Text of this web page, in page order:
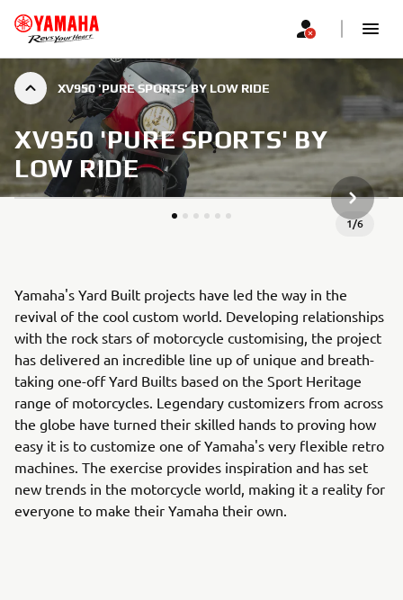
XV950 'PURE SPORTS' BY LOW RIDE
XV950 'PURE SPORTS' BY
LOW RIDE
1/6
NEXT
Yamaha's Yard Built projects have led the way in the
revival of the cool custom world. Developing relationships
with the rock stars of motorcycle customising, the project
has delivered an incredible line up of unique and breath-
taking one-off Yard Builts based on the Sport Heritage
range of motorcycles. Legendary customizers from across
the globe have turned their skilled hands to proving how
easy it is to customize one of Yamaha's very flexible retro
machines. The exercise provides inspiration and has set
new trends in the motorcycle world, making it a reality for
everyone to make their Yamaha their own.